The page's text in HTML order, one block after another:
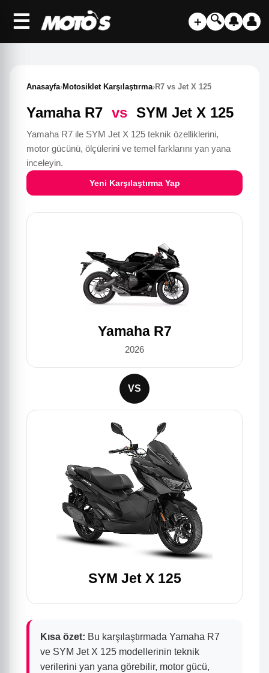
☰ ＋ 🔍 🔔 👤
Anasayfa›Motosiklet Karşılaştırma›R7 vs Jet X 125
Yamaha R7 vs SYM Jet X 125
Yamaha R7 ile SYM Jet X 125 teknik özelliklerini,
motor gücünü, ölçülerini ve temel farklarını yan yana
inceleyin.
Yeni Karşılaştırma Yap
Yamaha R7
2026
VS
SYM Jet X 125
Kısa özet: Bu karşılaştırmada Yamaha R7
ve SYM Jet X 125 modellerinin teknik
verilerini yan yana görebilir, motor gücü,